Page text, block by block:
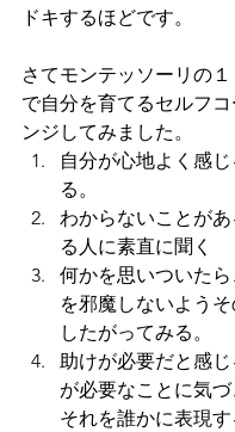
ドキするほどです。
さてモンテッソーリの
で自分を育てるセルフ
ンジしてみました。
自分が心地よく感
る。
わからないことが
る人に素直に聞く
何かを思いついた
を邪魔しないよう
したがってみる。
助けが必要だと感
が必要なことに気
それを誰かに表現す